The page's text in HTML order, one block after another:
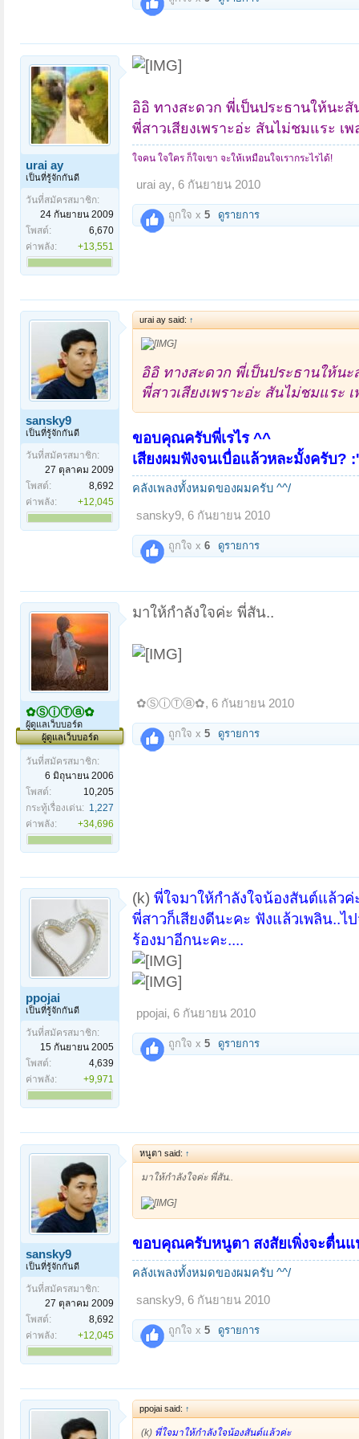
urai ay
เป็นที่รู้จักกันดี
วันที่สมัครสมาชิก:
24 กันยายน 2009
โพสต์:
6,670
ค่าพลัง:
+13,551
อิอิ ทางสะดวก พี่เป็นประธานให้นะสั
พี่สาวเสียงเพราะอ่ะ สันไม่ชมแระ เ
ใจคน ใจใคร ก็ใจเขา จะให้เหมือนใจเรากระไรได้!
urai ay, 6 กันยายน 2010
ถูกใจ x 5 ดูรายการ
sansky9
เป็นที่รู้จักกันดี
วันที่สมัครสมาชิก:
27 ตุลาคม 2009
โพสต์:
8,692
ค่าพลัง:
+12,045
urai ay said: ↑
อิอิ ทางสะดวก พี่เป็นประธานให้นะ
พี่สาวเสียงเพราะอ่ะ สันไม่ชมแระ
ขอบคุณครับพี่เรไร ^^
เสียงผมฟังจนเบื่อแล้วหละมั้งครับ?
คลังเพลงทั้งหมดของผมครับ ^^/
sansky9, 6 กันยายน 2010
ถูกใจ x 6 ดูรายการ
✿ⓈⓘⓉⓐ✿
ผู้ดูแลเว็บบอร์ด
ผู้ดูแลเว็บบอร์ด
วันที่สมัครสมาชิก:
6 มิถุนายน 2006
โพสต์:
10,205
กระทู้เรื่องเด่น: 1,227
ค่าพลัง:
+34,696
มาให้กำลังใจค่ะ พี่สัน..
✿ⓈⓘⓉⓐ✿, 6 กันยายน 2010
ถูกใจ x 5 ดูรายการ
ppojai
เป็นที่รู้จักกันดี
วันที่สมัครสมาชิก:
15 กันยายน 2005
โพสต์:
4,639
ค่าพลัง:
+9,971
(k) พี่ใจมาให้กำลังใจน้องสันต์แล้วค่
พี่สาวก็เสียงดีนะคะ ฟังแล้วเพลิน..ไ
ร้องมาอีกนะคะ....
ppojai, 6 กันยายน 2010
ถูกใจ x 5 ดูรายการ
sansky9
เป็นที่รู้จักกันดี
วันที่สมัครสมาชิก:
27 ตุลาคม 2009
โพสต์:
8,692
ค่าพลัง:
+12,045
หนูตา said: ↑
มาให้กำลังใจค่ะ พี่สัน..
ขอบคุณครับหนูตา สงสัยเพิ่งจะตื่น
คลังเพลงทั้งหมดของผมครับ ^^/
sansky9, 6 กันยายน 2010
ถูกใจ x 5 ดูรายการ
ppojai said: ↑
(k) พี่ใจมาให้กำลังใจน้องสันต์แล้วค่ะ